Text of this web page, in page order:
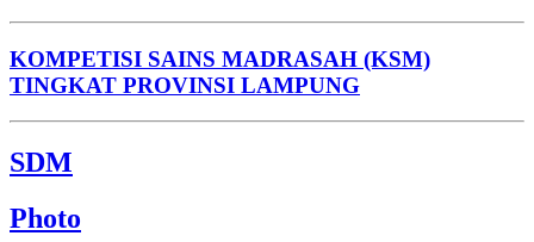
KOMPETISI SAINS MADRASAH (KSM)
TINGKAT PROVINSI LAMPUNG
SDM
Photo